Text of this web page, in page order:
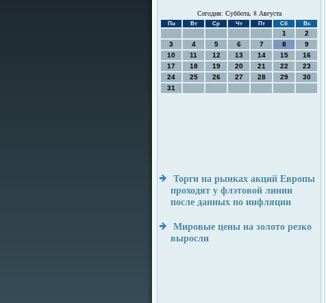
Сегодня: Суббота, 8 Августа
Пн Вт Ср Чт Пт Сб Вс
1
2
3
4 5 6 7 8
9
10
11 12 13 14 15
16
17
18 19 20 21 22
23
24
25 26 27 28 29
30
31
Торги на рынках акций Европы
проходят у флэтовой линии
после данных по инфляции
Мировые цены на золото резко
выросли